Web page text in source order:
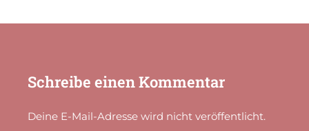
Schreibe einen Kommentar
Deine E-Mail-Adresse wird nicht veröffentlicht.